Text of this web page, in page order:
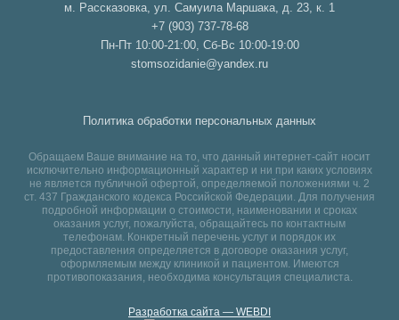
м. Рассказовка, ул. Самуила Маршака, д. 23, к. 1
+7 (903) 737-78-68
Пн-Пт 10:00-21:00, Сб-Вс 10:00-19:00
stomsozidanie@yandex.ru
Политика обработки персональных данных
Обращаем Ваше внимание на то, что данный интернет-сайт носит
исключительно информационный характер и ни при каких условиях
не является публичной офертой, определяемой положениями ч. 2
ст. 437 Гражданского кодекса Российской Федерации. Для получения
подробной информации о стоимости, наименовании и сроках
оказания услуг, пожалуйста, обращайтесь по контактным
телефонам. Конкретный перечень услуг и порядок их
предоставления определяется в договоре оказания услуг,
оформляемым между клиникой и пациентом. Имеются
противопоказания, необходима консультация специалиста.
Разработка сайта — WEBDI